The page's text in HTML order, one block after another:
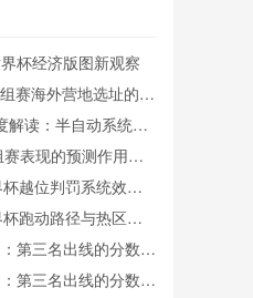
杯经济版图新观察
赛海外营地选址的飞
解读：半自动系统帧
表现的预测作用分
越位判罚系统效能
跑动路径与热区数
第三名出线的分数底
第三名出线的分数底